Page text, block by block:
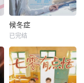
候冬症
已完结